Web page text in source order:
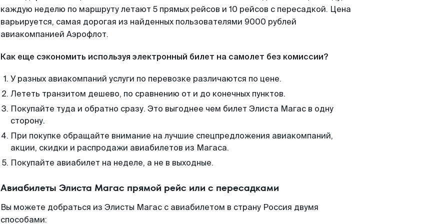
каждую неделю по маршруту летают 5 прямых рейсов и 10 рейсов с пересадкой. Цена
варьируется, самая дорогая из найденных пользователями 9000 рублей
авиакомпанией Аэрофлот.
Как еще сэкономить используя электронный билет на самолет без комиссии?
У разных авиакомпаний услуги по перевозке различаются по цене.
Лететь транзитом дешево, по сравнению от и до конечных пунктов.
Покупайте туда и обратно сразу. Это выгоднее чем билет Элиста Магас в одну
сторону.
При покупке обращайте внимание на лучшие спецпредложения авиакомпаний,
акции, скидки и распродажи авиабилетов из Магаса.
Покупайте авиабилет на неделе, а не в выходные.
Авиабилеты Элиста Магас прямой рейс или с пересадками
Вы можете добраться из Элисты Магас с авиабилетом в страну Россия двумя
способами: